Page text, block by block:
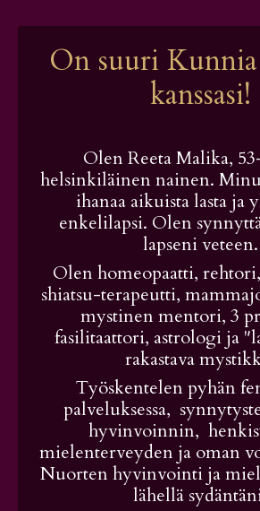
On suuri
kanssasi!
Olen Reeta Malika,
helsinkiläinen nainen.
ihanaa aikuista lasta ja
enkelilapsi. Olen
lapseni veteen.
Olen homeopaatti,
shiatsu-terapeutti,
mystinen mentori, 3
fasilitaattori, astrologi ja
rakastava
Työskentelen pyhän
palveluksessa,
hyvinvoinnin,
mielenterveyden ja oman
Nuorten hyvinvointi ja
lähellä